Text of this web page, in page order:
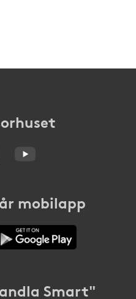
mobilapp
Smart"